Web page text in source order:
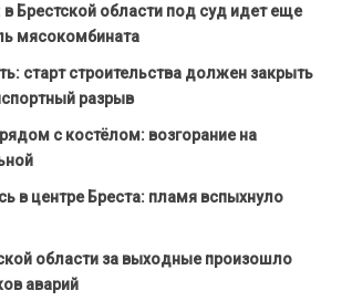
в Брестской области под суд идет еще
мясокомбината
старт строительства должен закрыть
разрыв
с костёлом: возгорание на
в центре Бреста: пламя вспыхнуло
области за выходные произошло
аварий